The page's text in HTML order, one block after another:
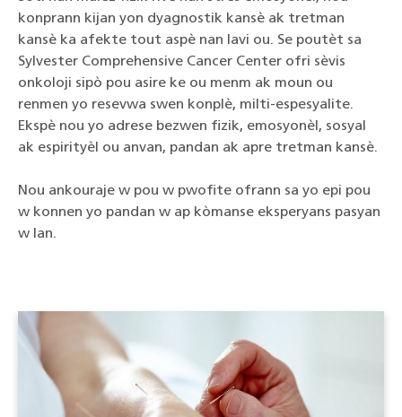
konprann kijan yon dyagnostik kansè ak tretman
kansè ka afekte tout aspè nan lavi ou. Se poutèt sa
Sylvester Comprehensive Cancer Center ofri sèvis
onkoloji sipò pou asire ke ou menm ak moun ou
renmen yo resevwa swen konplè, milti-espesyalite.
Ekspè nou yo adrese bezwen fizik, emosyonèl, sosyal
ak espirityèl ou anvan, pandan ak apre tretman kansè.
Nou ankouraje w pou w pwofite ofrann sa yo epi pou
w konnen yo pandan w ap kòmanse eksperyans pasyan
w lan.